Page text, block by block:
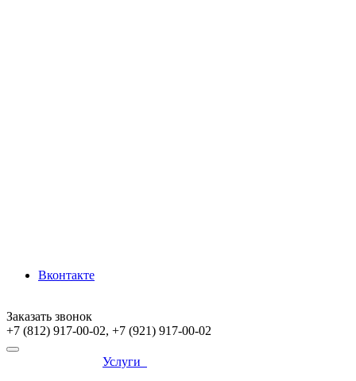
Вконтакте
Заказать звонок
+7 (812) 917-00-02, +7 (921) 917-00-02
Услуги